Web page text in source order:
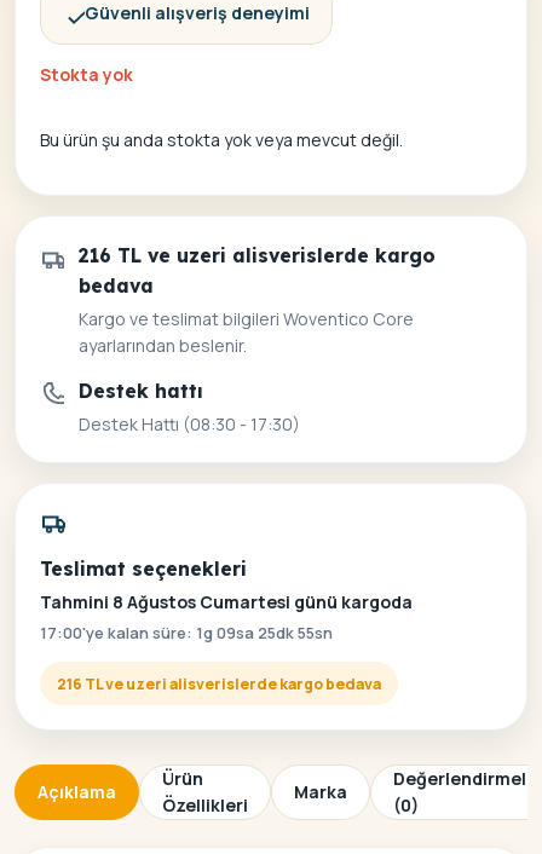
Güvenli alışveriş deneyimi
Stokta yok
Bu ürün şu anda stokta yok veya mevcut değil.
216 TL ve uzeri alisverislerde kargo
bedava
Kargo ve teslimat bilgileri Woventico Core
ayarlarından beslenir.
Destek hattı
Destek Hattı (08:30 - 17:30)
Teslimat seçenekleri
Tahmini 8 Ağustos Cumartesi günü kargoda
17:00'ye kalan süre: 1g 09sa 25dk 55sn
216 TL ve uzeri alisverislerde kargo bedava
Açıklama
Ürün
Özellikleri
Marka
(0)